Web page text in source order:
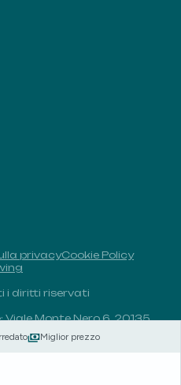
Miglior prezzo
privacyCookie Policy
i diritti riservati
Viale Monte Nero 6, 20135,
- R.E.A.: MI-1838078 -
euro i.v.